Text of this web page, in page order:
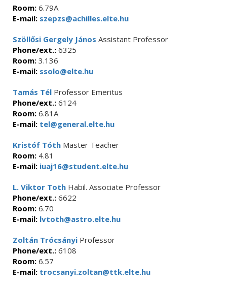
Room: 6.79A
E-mail: szepzs@achilles.elte.hu
Szöllősi Gergely János Assistant Professor
Phone/ext.: 6325
Room: 3.136
E-mail: ssolo@elte.hu
Tamás Tél Professor Emeritus
Phone/ext.: 6124
Room: 6.81A
E-mail: tel@general.elte.hu
Kristóf Tóth Master Teacher
Room: 4.81
E-mail: iuaj16@student.elte.hu
L. Viktor Toth Habil. Associate Professor
Phone/ext.: 6622
Room: 6.70
E-mail: lvtoth@astro.elte.hu
Zoltán Trócsányi Professor
Phone/ext.: 6108
Room: 6.57
E-mail: trocsanyi.zoltan@ttk.elte.hu